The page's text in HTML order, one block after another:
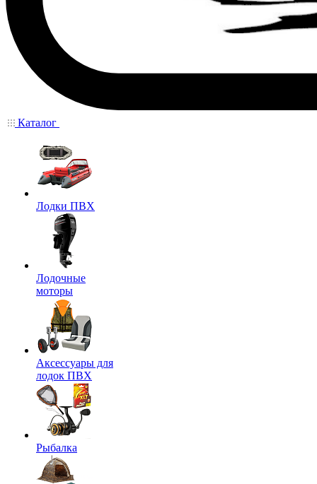
Каталог
Лодки ПВХ
Лодочные
моторы
Аксессуары для
лодок ПВХ
Рыбалка